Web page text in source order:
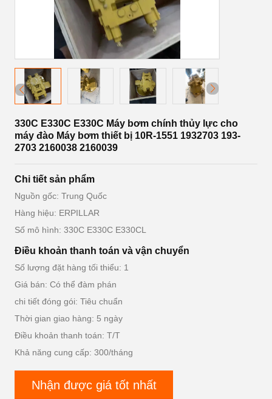
330C E330C E330C Máy bơm chính thủy lực cho
máy đào Máy bơm thiết bị 10R-1551 1932703 193-
2703 2160038 2160039
Chi tiết sản phẩm
Nguồn gốc: Trung Quốc
Hàng hiệu: ERPILLAR
Số mô hình: 330C E330C E330CL
Điều khoản thanh toán và vận chuyển
Số lượng đặt hàng tối thiểu: 1
Giá bán: Có thể đàm phán
chi tiết đóng gói: Tiêu chuẩn
Thời gian giao hàng: 5 ngày
Điều khoản thanh toán: T/T
Khả năng cung cấp: 300/tháng
Nhận được giá tốt nhất